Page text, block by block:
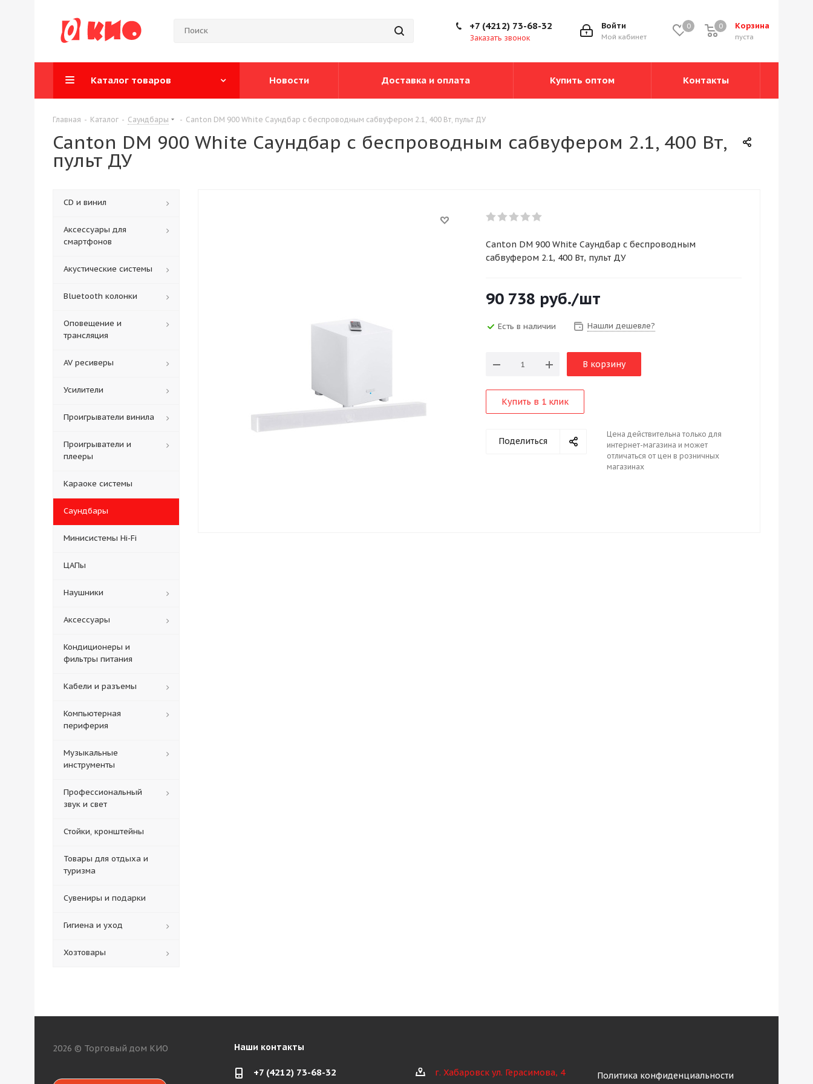
0 Корзина
0
пуста
0
Войти
Мой кабинет
+7 (4212) 73-68-32
Заказать звонок
Каталог товаров Новости Доставка и оплата Купить оптом Контакты
Главная - Каталог - Саундбары - Canton DM 900 White Саундбар с беспроводным сабвуфером 2.1, 400 Вт, пульт ДУ
Canton DM 900 White Саундбар с беспроводным сабвуфером 2.1, 400 Вт,
пульт ДУ
Canton DM 900 White Саундбар с беспроводным
сабвуфером 2.1, 400 Вт, пульт ДУ
90 738 руб./шт
Есть в наличии Нашли дешевле?
В корзину
Купить в 1 клик
Поделиться
Цена действительна только для
интернет-магазина и может
отличаться от цен в розничных
магазинах
CD и винил
Аксессуары для
смартфонов
Акустические системы
Bluetooth колонки
Оповещение и
трансляция
AV ресиверы
Усилители
Проигрыватели винила
Проигрыватели и
плееры
Караоке системы
Саундбары
Минисистемы Hi-Fi
ЦАПы
Наушники
Аксессуары
Кондиционеры и
фильтры питания
Кабели и разъемы
Компьютерная
периферия
Музыкальные
инструменты
Профессиональный
звук и свет
Стойки, кронштейны
Товары для отдыха и
туризма
Сувениры и подарки
Гигиена и уход
Хозтовары
2026 © Торговый дом КИО Наши контакты
+7 (4212) 73-68-32 г. Хабаровск ул. Герасимова, 4 Политика конфиденциальности